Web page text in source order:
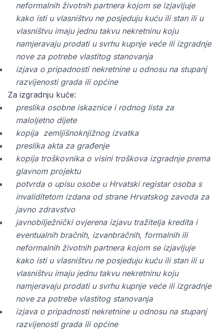
neformalnih životnih partnera kojom se izjavljuje
kako isti u vlasništvu ne posjeduju kuću ili stan ili u
vlasništvu imaju jednu takvu nekretninu koju
namjeravaju prodati u svrhu kupnje veće ili izgradnje
nove za potrebe vlastitog stanovanja
izjava o pripadnosti nekretnine u odnosu na stupanj
razvijenosti grada ili općine
Za izgradnju kuće:
preslika osobne iskaznice i rodnog lista za
maloljetno dijete
kopija zemljišnoknjižnog izvatka
preslika akta za građenje
kopija troškovnika o visini troškova izgradnje prema
glavnom projektu
potvrda o upisu osobe u Hrvatski registar osoba s
invaliditetom izdana od strane Hrvatskog zavoda za
javno zdravstvo
javnobilježnički ovjerena izjavu tražitelja kredita i
eventualnih bračnih, izvanbračnih, formalnih ili
neformalnih životnih partnera kojom se izjavljuje
kako isti u vlasništvu ne posjeduju kuću ili stan ili u
vlasništvu imaju jednu takvu nekretninu koju
namjeravaju prodati u svrhu kupnje veće ili izgradnje
nove za potrebe vlastitog stanovanja
izjava o pripadnosti nekretnine u odnosu na stupanj
razvijenosti grada ili općine